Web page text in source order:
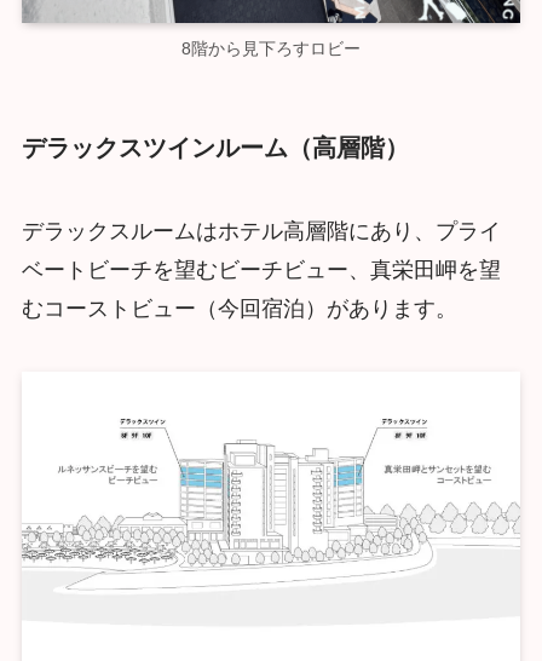
8階から見下ろすロビー
デラックスツインルーム（高層階）
デラックスルームはホテル高層階にあり、プライ
ベートビーチを望むビーチビュー、真栄田岬を望
むコーストビュー（今回宿泊）があります。